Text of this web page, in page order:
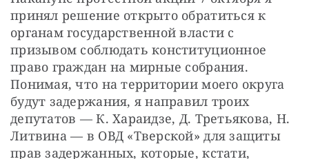
принял решение открыто обратиться к
органам государственной власти с
призывом соблюдать конституционное
право граждан на мирные собрания.
Понимая, что на территории моего округа
будут задержания, я направил троих
депутатов — К. Хараидзе, Д. Третьякова, Н.
Литвина — в ОВД «Тверской» для защиты
прав задержанных, которые, кстати,
СТАТЬ СОУЧАСТНИКОМ
ПОДЕЛИТЬСЯ С ДРУЗЬЯМИ
Если у вас есть вопросы, пишите donate@novayagazeta.ruили
звоните:
+7 (929) 612-03-68